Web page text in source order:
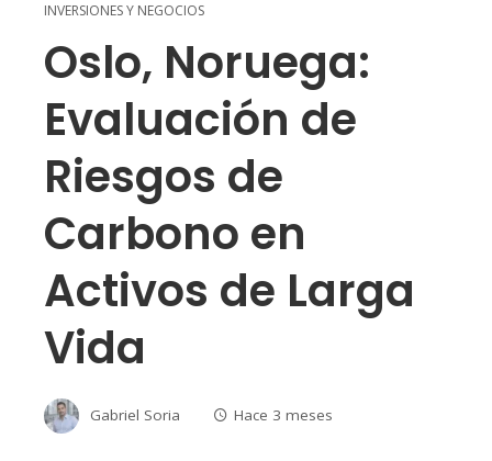
INVERSIONES Y NEGOCIOS
Oslo, Noruega:
Evaluación de
Riesgos de
Carbono en
Activos de Larga
Vida
Gabriel Soria Hace 3 meses